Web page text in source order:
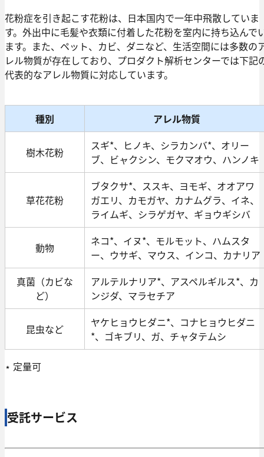
花粉症を引き起こす花粉は、日本国内で一年中飛散していま
す。外出中に毛髪や衣類に付着した花粉を室内に持ち込んで
ます。また、ペット、カビ、ダニなど、生活空間には多数の
レル物質が存在しており、プロダクト解析センターでは下記
代表的なアレル物質に対応しています。
種別 アレル物質
樹木花粉
スギ*、ヒノキ、シラカンバ*、オリー
ブ、ビャクシン、モクマオウ、ハンノキ
草花花粉
ブタクサ*、ススキ、ヨモギ、オオアワ
ガエリ、カモガヤ、カナムグラ、イネ、
ライムギ、シラゲガヤ、ギョウギシバ
動物
ネコ*、イヌ*、モルモット、ハムスタ
ー、ウサギ、マウス、インコ、カナリア
真菌（カビな
ど）
アルテルナリア*、アスペルギルス*、カ
ンジダ、マラセチア
昆虫など
ヤケヒョウヒダニ*、コナヒョウヒダニ
*、ゴキブリ、ガ、チャタテムシ
⋆ 定量可
受託サービス